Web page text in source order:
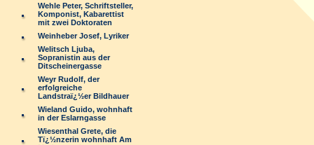
Wehle Peter, Schriftsteller,
Komponist, Kabarettist
mit zwei Doktoraten
Weinheber Josef, Lyriker
Welitsch Ljuba,
Sopranistin aus der
Ditscheinergasse
Weyr Rudolf, der
erfolgreiche
Landstraï¿½er Bildhauer
Wieland Guido, wohnhaft
in der Eslarngasse
Wiesenthal Grete, die
Tï¿½nzerin wohnhaft Am